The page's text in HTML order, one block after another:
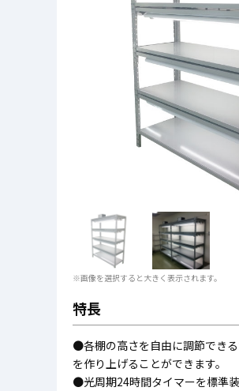
※画像を選択すると大きく表示されます。
特長
●各棚の高さを自由に調節でき
を作り上げることができます。
●光周期24時間タイマーを標準